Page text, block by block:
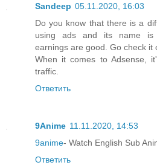
Sandeep 05.11.2020, 16:03
Do you know that there is a
using ads and its name is
earnings are good. Go check it
When it comes to Adsense,
traffic.
Ответить
9Anime 11.11.2020, 14:53
9anime- Watch English Sub
Ответить